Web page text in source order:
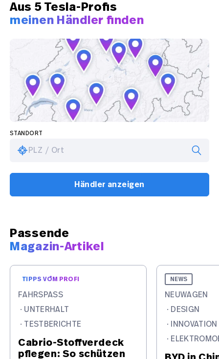
Aus 5 Tesla-Profis
meinen Händler finden
STANDORT
PLZ / Ort
Händler anzeigen
Passende
Magazin-Artikel
TIPPS VOM PROFI
FAHRSPASS
· UNTERHALT
· TESTBERICHTE
Cabrio-Stoffverdeck
pflegen: So schützen
NEWS
NEUWAGEN
· DESIGN
· INNOVATION
·